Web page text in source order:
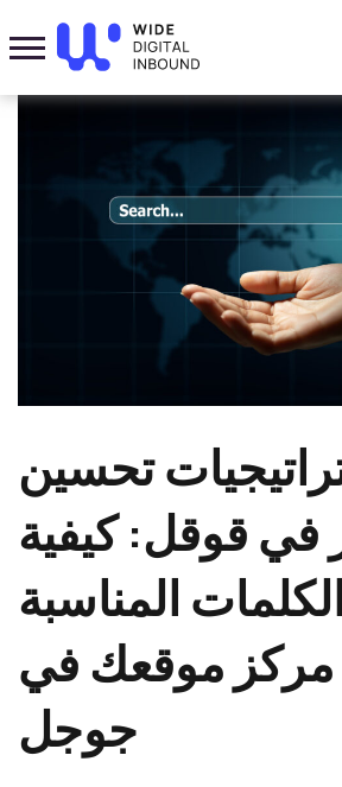
Home»Blog » في قوقل: كيفية اختيار الكلمات
المناسبة لتحسين مركز موقعك في جوجل
تحسين
في قوقل: كيفية
المناسبة
موقعك في
جوجل